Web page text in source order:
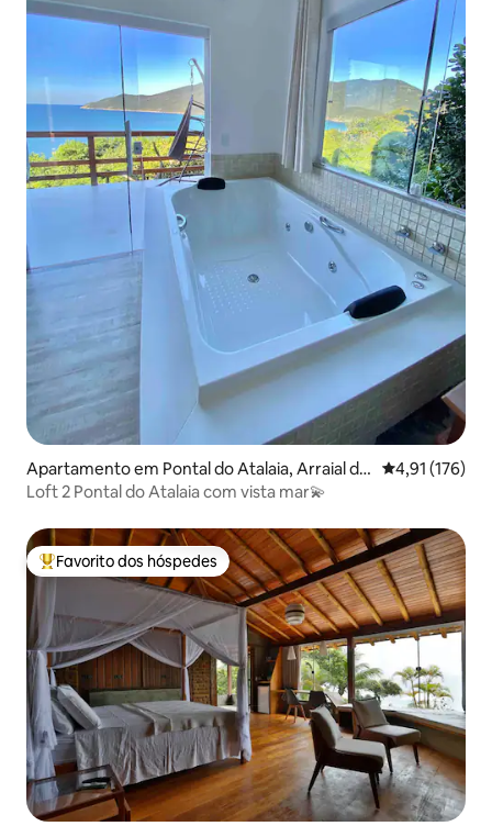
Apartamento em Pontal do Atalaia, Arraial do
Cabo
Classificação
4,91 (176)
Loft 2 Pontal do Atalaia com vista mar💫
Favoritos dos hóspedes mais apreciados
Favorito dos hóspedes